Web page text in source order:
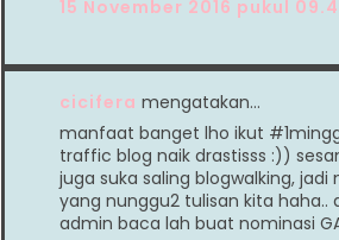
15 November 2016 pukul
cicifera mengatakan…
manfaat banget lho ikut
traffic blog naik drastisss :))
juga suka saling blogwalking, jadi
yang nunggu2 tulisan kita haha..
admin baca lah buat nominasi